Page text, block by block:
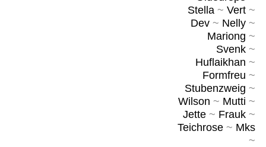
Stella~ Vert~
Dev~ Nelly~
Mariong ~
Svenk~
Huflaikhan ~
Formfreu ~
Stubenzweig ~
Wilson ~ Mutti ~
Jette~ Frauk~
Teichrose~ Mks
~